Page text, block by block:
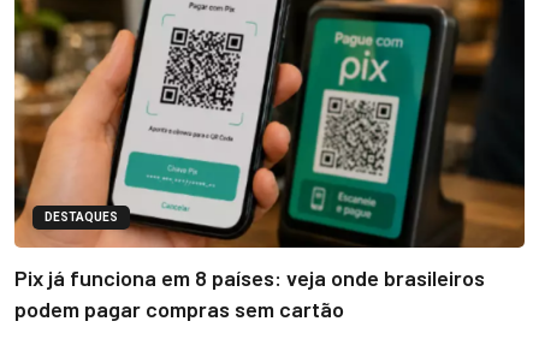
DESTAQUES
Pix já funciona em 8 países: veja onde brasileiros
podem pagar compras sem cartão